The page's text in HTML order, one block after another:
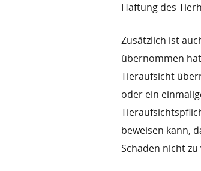
Haftung des
Zusätzlich ist
übernommen
Tieraufsicht
oder ein
beweisen kann,
Schaden nicht